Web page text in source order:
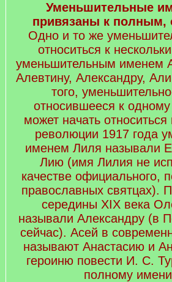
Уменьшительные
привязаны к
Одно и то же
относиться к
уменьшительным именем
Алевтину, Александру,
того,
относившееся к
может начать
революции 1917 года
именем Лиля называли
Лию (имя Лилия не
качестве официального,
православных святцах).
середины XIX века
называли Александру (в
сейчас). Асей в
называют Анастасию и
героиню повести И. С.
полному